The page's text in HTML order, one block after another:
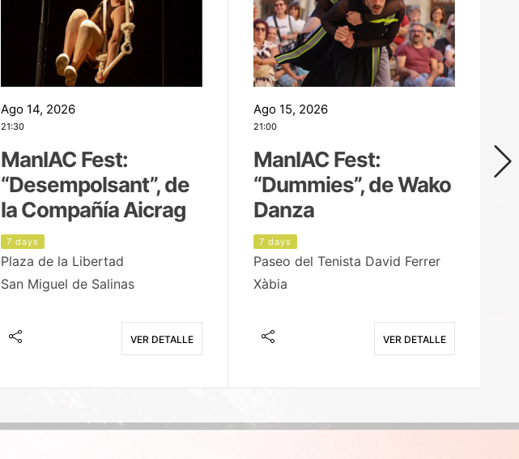
Ago 14, 2026
21:30
ManIAC Fest:
“Desempolsant”, de
la Compañía Aicrag
7 days
Plaza de la Libertad
San Miguel de Salinas
VER DETALLE
Ago 15, 2026
21:00
ManIAC Fest:
“Dummies”, de Wako
Danza
7 days
Paseo del Tenista David Ferrer
Xàbia
VER DETALLE